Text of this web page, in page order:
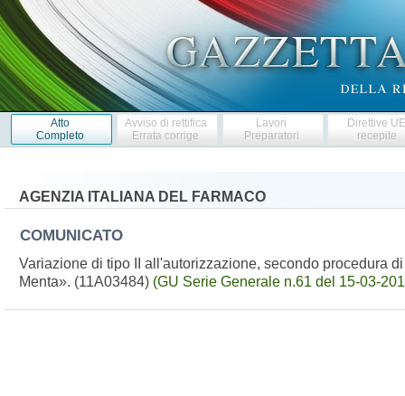
Atto
Completo
Avviso di rettifica
Errata corrige
Lavori
Preparatori
Direttive
recepite
AGENZIA ITALIANA DEL FARMACO
COMUNICATO
Variazione di tipo II all'autorizzazione, secondo procedura
Menta». (11A03484) (GU Serie Generale n.61 del 15-03-